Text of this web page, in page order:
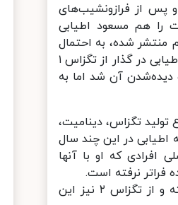
انجامید و پس از فرازونشیب‌های
را هم مسعود اطیابی
شده، به احتمال
‌دیده‌شدن آن شد اما به
تگزاس، دینامیت،
در این چند سال
افرادی که او با آنها
نرفته است.
حمزه صالحی نیز نویسنده‌ای است که بیشترین همکاری را با اطیابی داشته و از تگزاس ۲ نیز این